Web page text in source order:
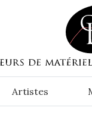
Artistes